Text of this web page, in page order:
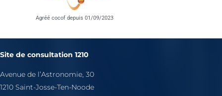
Agréé cocof depuis 01/09/2023
Site de consultation 1210
Avenue de l’Astronomie, 30
1210 Saint-Josse-Ten-Noode